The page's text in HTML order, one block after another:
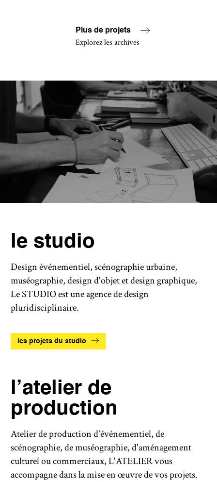
Plus de projets
Explorez les archives
le studio
Design événementiel, scénographie urbaine,
muséographie, design d'objet et design graphique,
Le STUDIO est une agence de design
pluridisciplinaire.
les projets du studio
l’atelier de
production
Atelier de production d'événementiel, de
scénographie, de muséographie, d'aménagement
culturel ou commerciaux, L'ATELIER vous
accompagne dans la mise en œuvre de vos projets.